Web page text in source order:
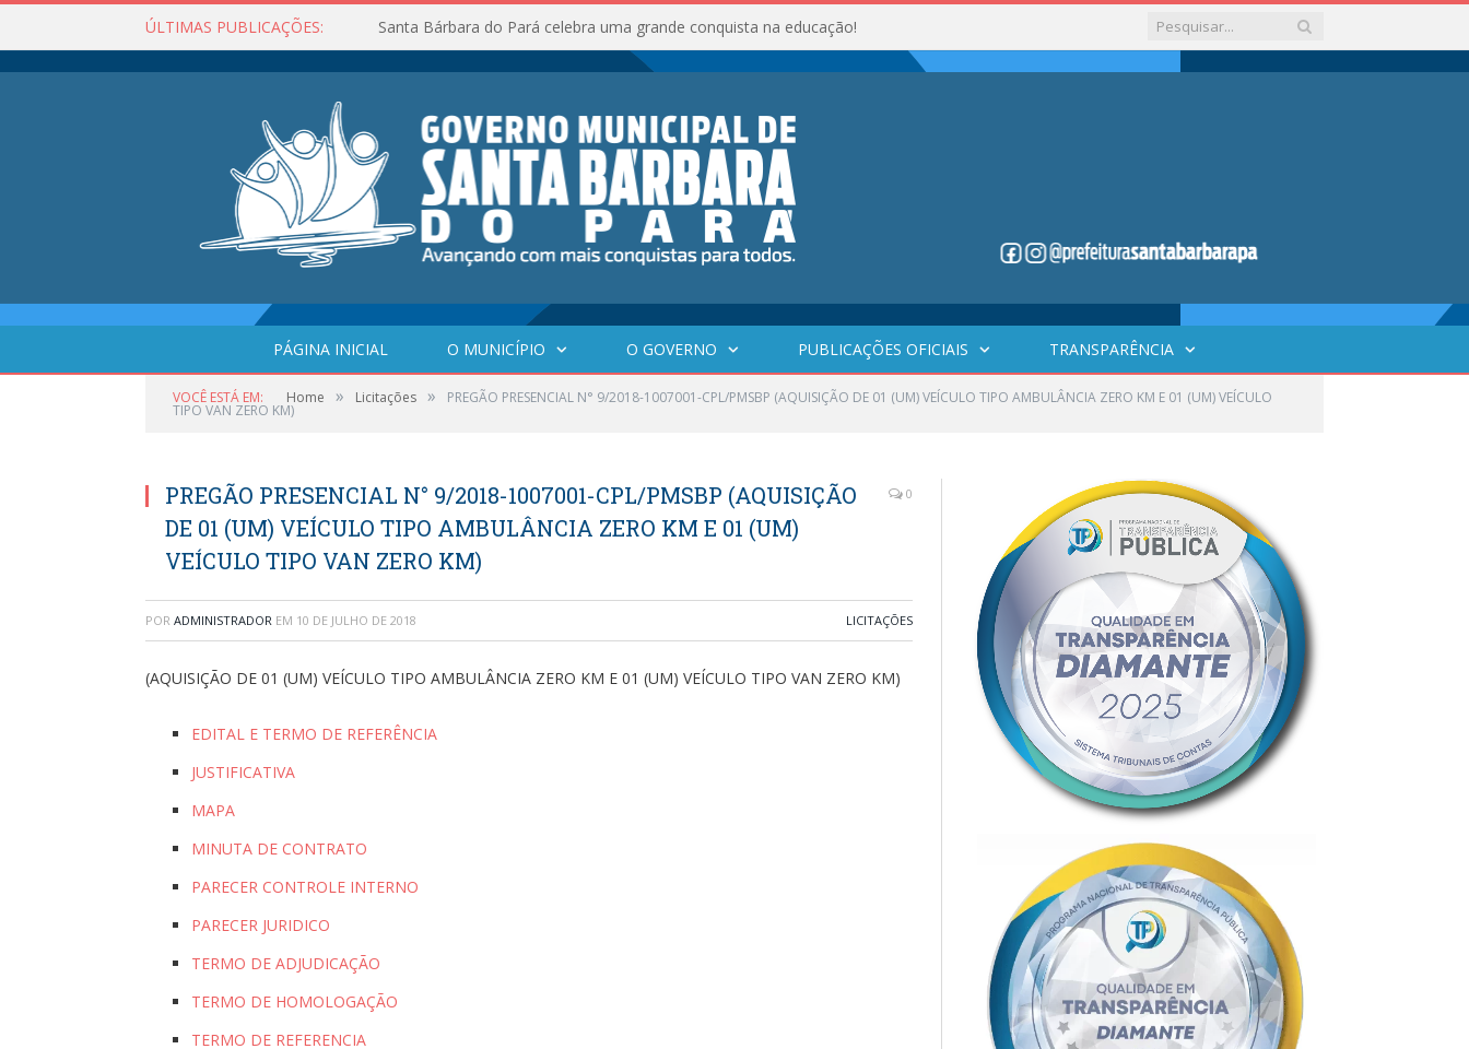
ÚLTIMAS PUBLICAÇÕES: Santa Bárbara do Pará celebra uma grande conquista na educação!
PÁGINA INICIAL O MUNICÍPIO O GOVERNO PUBLICAÇÕES OFICIAIS TRANSPARÊNCIA
VOCÊ ESTÁ EM: Home » Licitações » PREGÃO PRESENCIAL N° 9/2018-1007001-CPL/PMSBP (AQUISIÇÃO DE 01 (UM) VEÍCULO TIPO AMBULÂNCIA ZERO KM E 01 (UM) VEÍCULO
TIPO VAN ZERO KM)
PREGÃO PRESENCIAL N° 9/2018-1007001-CPL/PMSBP (AQUISIÇÃO
DE 01 (UM) VEÍCULO TIPO AMBULÂNCIA ZERO KM E 01 (UM)
VEÍCULO TIPO VAN ZERO KM)
0
POR ADMINISTRADOR EM 10 DE JULHO DE 2018 LICITAÇÕES
(AQUISIÇÃO DE 01 (UM) VEÍCULO TIPO AMBULÂNCIA ZERO KM E 01 (UM) VEÍCULO TIPO VAN ZERO KM)
EDITAL E TERMO DE REFERÊNCIA
JUSTIFICATIVA
MAPA
MINUTA DE CONTRATO
PARECER CONTROLE INTERNO
PARECER JURIDICO
TERMO DE ADJUDICAÇÃO
TERMO DE HOMOLOGAÇÃO
TERMO DE REFERENCIA